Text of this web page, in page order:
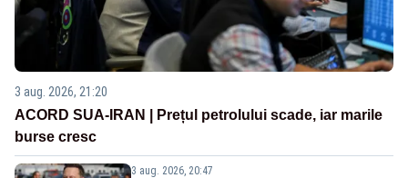
3 aug. 2026, 21:20
ACORD SUA-IRAN | Prețul petrolului scade, iar marile
burse cresc
3 aug. 2026, 20:47